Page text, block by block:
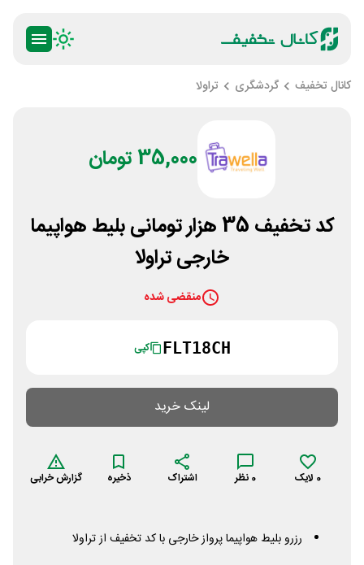
کانال تخفیف گردشگری تراولا
35,000 تومان
کد تخفیف 35 هزار تومانی بلیط هواپیما
خارجی تراولا
منقضی شده
FLT18CH کپی
لینک خرید
0 لایک 0 نظر اشتراک ذخیره گزارش خرابی
رزرو بلیط هواپیما پرواز خارجی با کد تخفیف از تراولا